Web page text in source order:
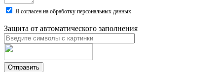
Я согласен на обработку персональных данных
Защита от автоматического заполнения
Отправить